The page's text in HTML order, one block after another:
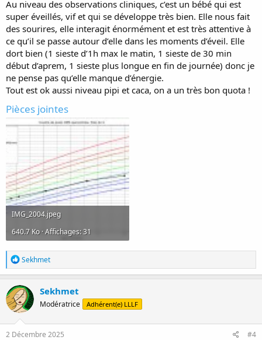
Au niveau des observations cliniques, c’est un bébé qui est
super éveillés, vif et qui se développe très bien. Elle nous fait
des sourires, elle interagit énormément et est très attentive à
ce qu’il se passe autour d’elle dans les moments d’éveil. Elle
dort bien (1 sieste d’1h max le matin, 1 sieste de 30 min
début d’aprem, 1 sieste plus longue en fin de journée) donc je
ne pense pas qu’elle manque d’énergie.
Tout est ok aussi niveau pipi et caca, on a un très bon quota !
Pièces jointes
IMG_2004.jpeg
640.7 Ko · Affichages: 31
R
é
a
c
t
i
o
n
s
Sekhmet
Sekhmet
Modératrice Adhérent(e) LLLF
2 Décembre 2025 #4